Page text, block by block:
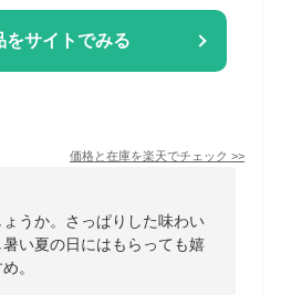
をサイトでみる
価格と在庫を楽天でチェック >>
うか。さっぱりした味わい
い夏の日にはもらっても嬉
。